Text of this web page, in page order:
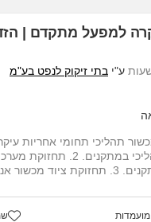
למפעל מתקדם |
ע"י בתי זיקוק לנפט בע"מ
ציוד מכשור תהליכי
אנל...